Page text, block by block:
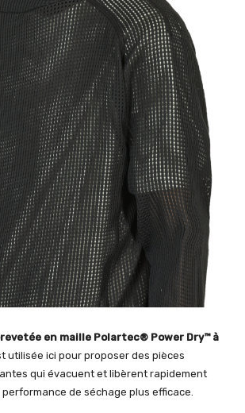
en maille Polartec® Power Dry™ à
utilisée ici pour proposer des pièces
qui évacuent et libèrent rapidement
performance de séchage plus efficace.